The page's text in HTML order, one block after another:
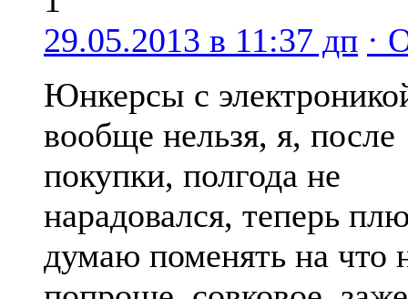
29.05.2013 в 11:37 дп ·
Юнкерсы с
вообще нельзя, я, после
покупки, полгода не
нарадовался, теперь
думаю поменять на что